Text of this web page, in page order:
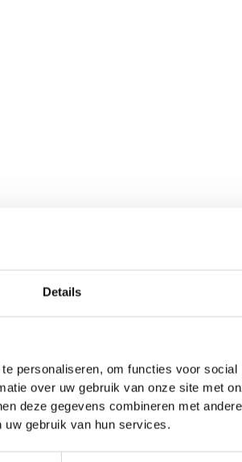
Details
personaliseren, om functies voor
over uw gebruik van onze site met
deze gegevens combineren met
gebruik van hun services.
loadingwww.adggroep.nl(see the